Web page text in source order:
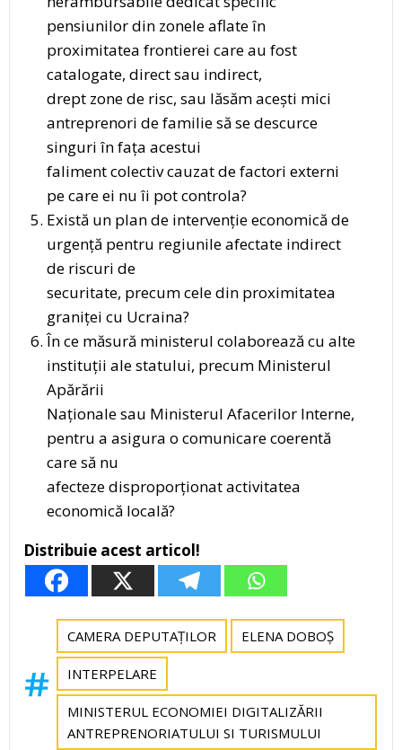
pensiunilor din zonele aflate în
proximitatea frontierei care au fost
catalogate, direct sau indirect,
drept zone de risc, sau lăsăm acești mici
antreprenori de familie să se descurce
singuri în fața acestui
faliment colectiv cauzat de factori externi
pe care ei nu îi pot controla?
Există un plan de intervenție economică de
urgență pentru regiunile afectate indirect
de riscuri de
securitate, precum cele din proximitatea
graniței cu Ucraina?
În ce măsură ministerul colaborează cu alte
instituții ale statului, precum Ministerul
Apărării
Naționale sau Ministerul Afacerilor Interne,
pentru a asigura o comunicare coerentă
care să nu
afecteze disproporționat activitatea
economică locală?
Distribuie acest articol!
CAMERA DEPUTAȚILOR ELENA DOBOȘ
INTERPELARE
MINISTERUL ECONOMIEI DIGITALIZĂRII
ANTREPRENORIATULUI SI TURISMULUI